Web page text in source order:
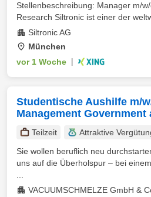
Stellenbeschreibung: Manager m/
Research Siltronic ist einer der
Siltronic AG
München
vor 1 Woche
Studentische Aushilfe m/
Management Government
Teilzeit Attraktive
Sie wollen beruflich neu
uns auf die Überholspur – bei
VACUUMSCHMELZE GmbH &